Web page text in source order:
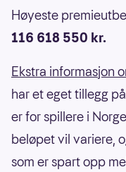
Høyeste
116 618 550 kr.
Ekstra informasjon
har et eget tillegg
er for spillere i
beløpet vil variere,
som er spart opp